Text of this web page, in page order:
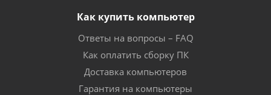
Как купить компьютер
Ответы на вопросы – FAQ
Как оплатить сборку ПК
Доставка компьютеров
Гарантия на компьютеры